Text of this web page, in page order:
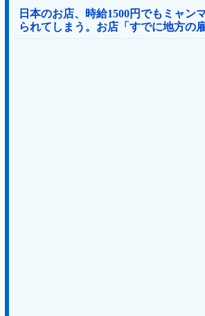
日本のお店、時給1500円でもミャン
られてしまう。お店「すでに地方の